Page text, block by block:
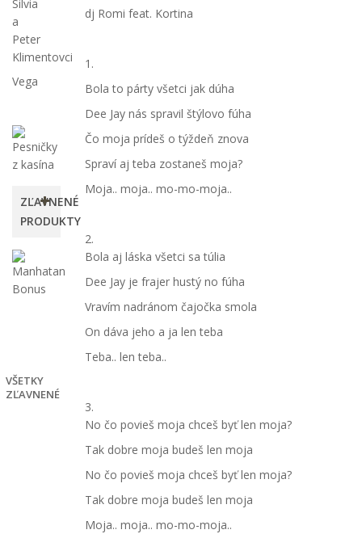
Silvia
a
Peter
Klimentovci
Vega
ZĽAVNENÉ
PRODUKTY
Manhatan
Bonus
-50%
8,00
VŠETKY
ZĽAVNENÉ
dj Romi feat. Kortina
1.
Bola to párty všetci jak dúha
Dee Jay nás spravil štýlovo fúha
Čo moja prídeš o týždeň znova
Spraví aj teba zostaneš moja?
Moja.. moja.. mo-mo-moja..
2.
Bola aj láska všetci sa túlia
Dee Jay je frajer hustý no fúha
Vravím nadránom čajočka smola
On dáva jeho a ja len teba
Teba.. len teba..
3.
No čo povieš moja chceš byť len moja?
Tak dobre moja budeš len moja
No čo povieš moja chceš byť len moja?
Tak dobre moja budeš len moja
Moja.. moja.. mo-mo-moja..